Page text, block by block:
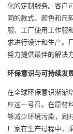
化的定制服务。客户
同的款式、颜色和尺
服、工厂使用工作服
求进行设计和生产。
努力提供最佳的解决
环保意识与可持续发
在全球环保意识渐渐
应这一号召。在原材
够减少环境污染，同
厂家在生产过程中，